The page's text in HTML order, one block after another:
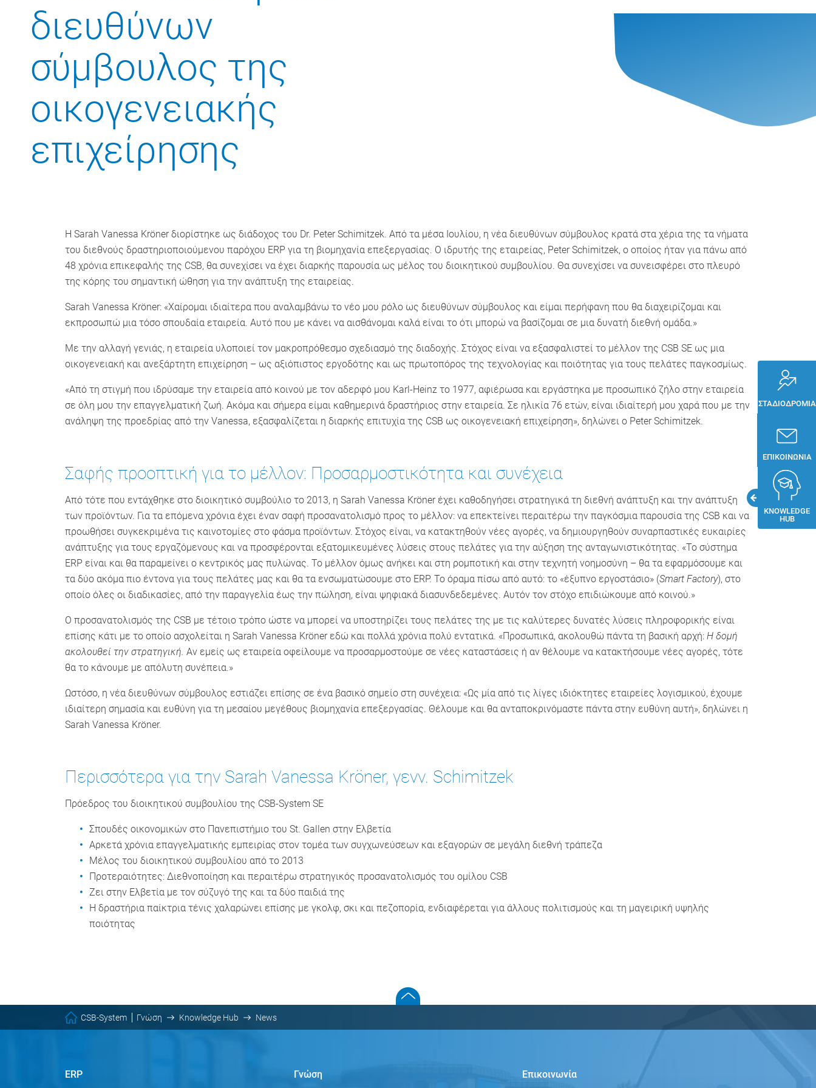
ΣΤΑΔΙΟΔΡΟΜΊΑ
ΕΠΙΚΟΙΝΩΝΊΑ
KNOWLEDGE
HUB
διευθύνων
σύμβουλος της
οικογενειακής
επιχείρησης
Η Sarah Vanessa Kröner διορίστηκε ως διάδοχος του Dr. Peter Schimitzek. Από τα μέσα Ιουλίου, η νέα διευθύνων σύμβουλος κρατά στα χέρια της τα νήματα
του διεθνούς δραστηριοποιούμενου παρόχου ERP για τη βιομηχανία επεξεργασίας. Ο ιδρυτής της εταιρείας, Peter Schimitzek, ο οποίος ήταν για πάνω από
48 χρόνια επικεφαλής της CSB, θα συνεχίσει να έχει διαρκής παρουσία ως μέλος του διοικητικού συμβουλίου. Θα συνεχίσει να συνεισφέρει στο πλευρό
της κόρης του σημαντική ώθηση για την ανάπτυξη της εταιρείας.
Sarah Vanessa Kröner: «Χαίρομαι ιδιαίτερα που αναλαμβάνω το νέο μου ρόλο ως διευθύνων σύμβουλος και είμαι περήφανη που θα διαχειρίζομαι και
εκπροσωπώ μια τόσο σπουδαία εταιρεία. Αυτό που με κάνει να αισθάνομαι καλά είναι το ότι μπορώ να βασίζομαι σε μια δυνατή διεθνή ομάδα.»
Με την αλλαγή γενιάς, η εταιρεία υλοποιεί τον μακροπρόθεσμο σχεδιασμό της διαδοχής. Στόχος είναι να εξασφαλιστεί το μέλλον της CSB SE ως μια
οικογενειακή και ανεξάρτητη επιχείρηση – ως αξιόπιστος εργοδότης και ως πρωτοπόρος της τεχνολογίας και ποιότητας για τους πελάτες παγκοσμίως.
«Από τη στιγμή που ιδρύσαμε την εταιρεία από κοινού με τον αδερφό μου Karl-Heinz το 1977, αφιέρωσα και εργάστηκα με προσωπικό ζήλο στην εταιρεία
σε όλη μου την επαγγελματική ζωή. Ακόμα και σήμερα είμαι καθημερινά δραστήριος στην εταιρεία. Σε ηλικία 76 ετών, είναι ιδιαίτερή μου χαρά που με την
ανάληψη της προεδρίας από την Vanessa, εξασφαλίζεται η διαρκής επιτυχία της CSB ως οικογενειακή επιχείρηση», δηλώνει ο Peter Schimitzek.
Σαφής προοπτική για το μέλλον: Προσαρμοστικότητα και συνέχεια
Από τότε που εντάχθηκε στο διοικητικό συμβούλιο το 2013, η Sarah Vanessa Kröner έχει καθοδηγήσει στρατηγικά τη διεθνή ανάπτυξη και την ανάπτυξη
των προϊόντων. Για τα επόμενα χρόνια έχει έναν σαφή προσανατολισμό προς το μέλλον: να επεκτείνει περαιτέρω την παγκόσμια παρουσία της CSB και να
προωθήσει συγκεκριμένα τις καινοτομίες στο φάσμα προϊόντων. Στόχος είναι, να κατακτηθούν νέες αγορές, να δημιουργηθούν συναρπαστικές ευκαιρίες
ανάπτυξης για τους εργαζόμενους και να προσφέρονται εξατομικευμένες λύσεις στους πελάτες για την αύξηση της ανταγωνιστικότητας. «Το σύστημα
ERP είναι και θα παραμείνει ο κεντρικός μας πυλώνας. Το μέλλον όμως ανήκει και στη ρομποτική και στην τεχνητή νοημοσύνη – θα τα εφαρμόσουμε και
τα δύο ακόμα πιο έντονα για τους πελάτες μας και θα τα ενσωματώσουμε στο ERP. Το όραμα πίσω από αυτό: το «έξυπνο εργοστάσιο» (Smart Factory), στο
οποίο όλες οι διαδικασίες, από την παραγγελία έως την πώληση, είναι ψηφιακά διασυνδεδεμένες. Αυτόν τον στόχο επιδιώκουμε από κοινού.»
Ο προσανατολισμός της CSB με τέτοιο τρόπο ώστε να μπορεί να υποστηρίζει τους πελάτες της με τις καλύτερες δυνατές λύσεις πληροφορικής είναι
επίσης κάτι με το οποίο ασχολείται η Sarah Vanessa Kröner εδώ και πολλά χρόνια πολύ εντατικά. «Προσωπικά, ακολουθώ πάντα τη βασική αρχή: Η δομή
ακολουθεί την στρατηγική. Αν εμείς ως εταιρεία οφείλουμε να προσαρμοστούμε σε νέες καταστάσεις ή αν θέλουμε να κατακτήσουμε νέες αγορές, τότε
θα το κάνουμε με απόλυτη συνέπεια.»
Ωστόσο, η νέα διευθύνων σύμβουλος εστιάζει επίσης σε ένα βασικό σημείο στη συνέχεια: «Ως μία από τις λίγες ιδιόκτητες εταιρείες λογισμικού, έχουμε
ιδιαίτερη σημασία και ευθύνη για τη μεσαίου μεγέθους βιομηχανία επεξεργασίας. Θέλουμε και θα ανταποκρινόμαστε πάντα στην ευθύνη αυτή», δηλώνει η
Sarah Vanessa Kröner.
Περισσότερα για την Sarah Vanessa Kröner, γενν. Schimitzek
Πρόεδρος του διοικητικού συμβουλίου της CSB-System SE
Σπουδές οικονομικών στο Πανεπιστήμιο του St. Gallen στην Ελβετία
Αρκετά χρόνια επαγγελματικής εμπειρίας στον τομέα των συγχωνεύσεων και εξαγορών σε μεγάλη διεθνή τράπεζα
Μέλος του διοικητικού συμβουλίου από το 2013
Προτεραιότητες: Διεθνοποίηση και περαιτέρω στρατηγικός προσανατολισμός του ομίλου CSB
Ζει στην Ελβετία με τον σύζυγό της και τα δύο παιδιά της
Η δραστήρια παίκτρια τένις χαλαρώνει επίσης με γκολφ, σκι και πεζοπορία, ενδιαφέρεται για άλλους πολιτισμούς και τη μαγειρική υψηλής
ποιότητας
CSB-System Γνώση Knowledge Hub News
ERP Γνώση Επικοινωνία